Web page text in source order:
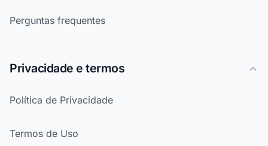
Perguntas frequentes
Privacidade e termos
Política de Privacidade
Termos de Uso